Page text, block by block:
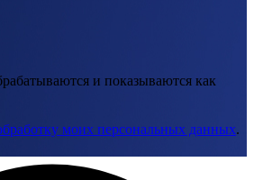
и показываются как
моих персональных данных.